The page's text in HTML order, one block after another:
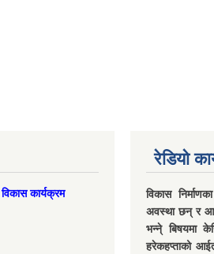
कार्यक्रम
रेडियो
विकास
अवस्था छन् र
भन्ने् बिषयमा
हरेकहप्ताको